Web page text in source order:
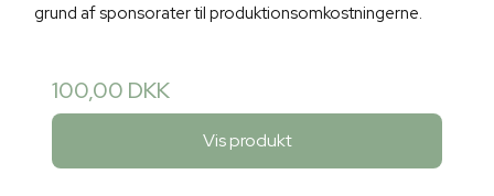
grund af sponsorater til produktionsomkostningerne.
100,00 DKK
Vis produkt